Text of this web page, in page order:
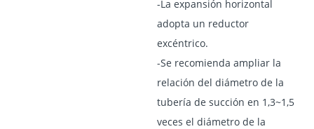
-La expansión horizontal
adopta un reductor
excéntrico.
-Se recomienda ampliar la
relación del diámetro de la
tubería de succión en 1,3~1,5
veces el diámetro de la